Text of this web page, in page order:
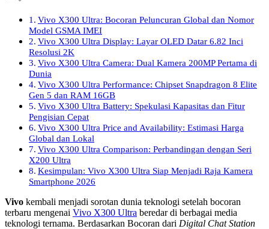
Vivo X300 Ultra: Bocoran Peluncuran Global dan Nomor
Model GSMA IMEI
Vivo X300 Ultra Display: Layar OLED Datar 6.82 Inci
Resolusi 2K
Vivo X300 Ultra Camera: Dual Kamera 200MP Pertama di
Dunia
Vivo X300 Ultra Performance: Chipset Snapdragon 8 Elite
Gen 5 dan RAM 16GB
Vivo X300 Ultra Battery: Spekulasi Kapasitas dan Fitur
Pengisian Cepat
Vivo X300 Ultra Price and Availability: Estimasi Harga
Global dan Lokal
Vivo X300 Ultra Comparison: Perbandingan dengan Seri
X200 Ultra
Kesimpulan: Vivo X300 Ultra Siap Menjadi Raja Kamera
Smartphone 2026
Vivo kembali menjadi sorotan dunia teknologi setelah bocoran
terbaru mengenai Vivo X300 Ultra beredar di berbagai media
teknologi ternama. Berdasarkan Bocoran dari Digital Chat Station